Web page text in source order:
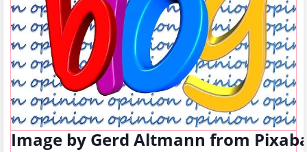
Image by Gerd Altmann from